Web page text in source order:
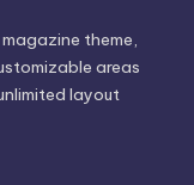
theme,
areas
layout